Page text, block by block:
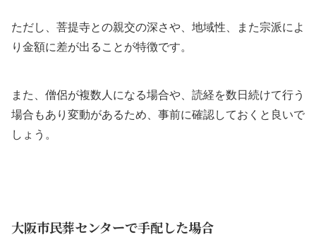
ただし、菩提寺との親交の深さや、地域性、また宗派によ
り金額に差が出ることが特徴です。
また、僧侶が複数人になる場合や、読経を数日続けて行う
場合もあり変動があるため、事前に確認しておくと良いで
しょう。
大阪市民葬センターで手配した場合